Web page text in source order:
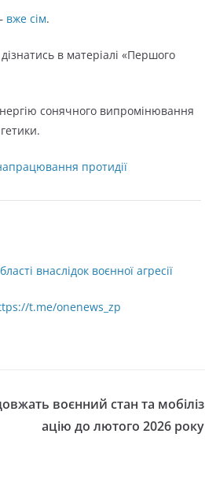
вже сім.
в матеріалі «Першого
сонячного випромінювання
протидії
внаслідок воєнної агресії
t.me/onenews_zp
воєнний стан та мобіліз
ацію до лютого 2026 року